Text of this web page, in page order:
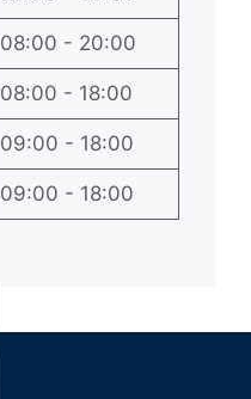
08:00 - 20:00
08:00 - 18:00
09:00 - 18:00
09:00 - 18:00